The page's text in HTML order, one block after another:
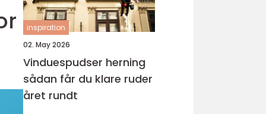
inspiration
02. May 2026
Vinduespudser herning
sådan får du klare ruder
året rundt